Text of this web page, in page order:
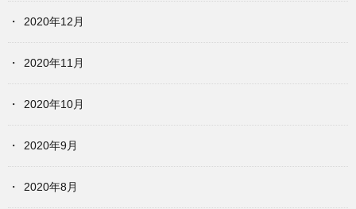
2020年12月
2020年11月
2020年10月
2020年9月
2020年8月